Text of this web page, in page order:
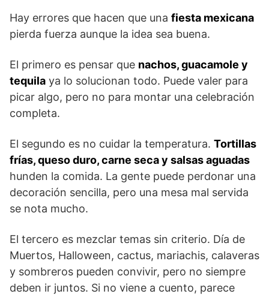
Hay errores que hacen que una fiesta mexicana
pierda fuerza aunque la idea sea buena.
El primero es pensar que nachos, guacamole y
tequila ya lo solucionan todo. Puede valer para
picar algo, pero no para montar una celebración
completa.
El segundo es no cuidar la temperatura. Tortillas
frías, queso duro, carne seca y salsas aguadas
hunden la comida. La gente puede perdonar una
decoración sencilla, pero una mesa mal servida
se nota mucho.
El tercero es mezclar temas sin criterio. Día de
Muertos, Halloween, cactus, mariachis, calaveras
y sombreros pueden convivir, pero no siempre
deben ir juntos. Si no viene a cuento, parece